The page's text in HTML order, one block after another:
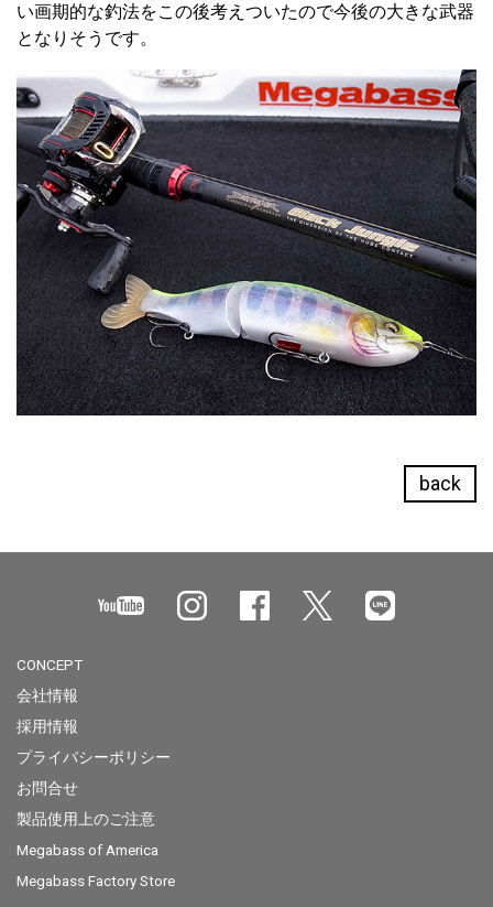
い画期的な釣法をこの後考えついたので今後の大きな武器
となりそうです。
back
CONCEPT
会社情報
採用情報
プライバシーポリシー
お問合せ
製品使用上のご注意
Megabass of America
Megabass Factory Store